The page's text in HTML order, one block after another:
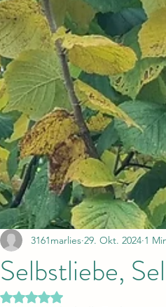
Selbstliebe,
3161marlies 29. Okt. 2024 1
Mit NaN von 5 Sternen